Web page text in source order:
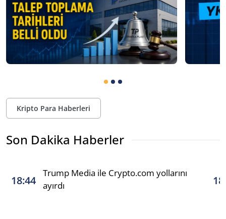
Kripto Para Haberleri
Son Dakika Haberler
18:44
Trump Media ile Crypto.com yollarını
ayırdı